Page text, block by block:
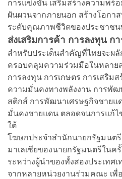
การแข่งขัน เสริมสร้างความพร้
ผันผวนจากภายนอก สร้างโอกา
ระดับคุณภาพชีวิตของประชาชน
ส่งเสริมการค้า การลงทุน กา
สำหรับประเด็นสำคัญที่ไทยจะผ
ครอบคลุมความร่วมมือในหลาย
การลงทุน การเกษตร การเสริม
ความมั่นคงทางพลังงาน การพั
สติกส์ การพัฒนาเศรษฐกิจชายแ
มั่นคงชายแดน ตลอดจนการแก้
ใต้
โฆษกประจำสำนักนายกรัฐมนตรี
มาเลเซียของนายกรัฐมนตรีในค
ระหว่างผู้นำของทั้งสองประเทศ
จากหลายหน่วยงานร่วมคณะ เพื่